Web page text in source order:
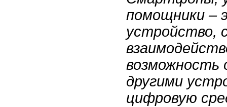
помощники –
устройство,
возможность
другими
цифровую